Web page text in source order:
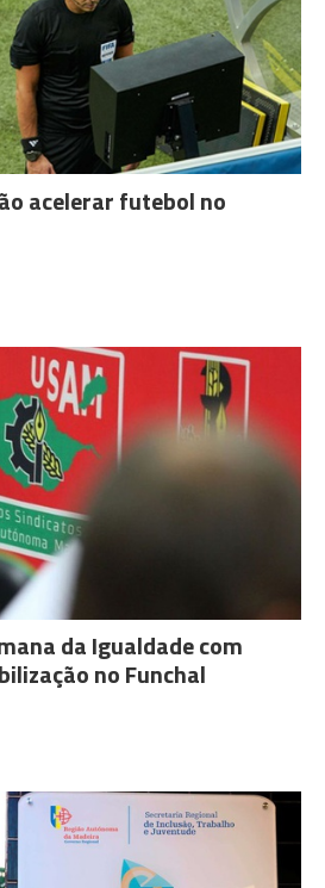
acelerar futebol no
da Igualdade com
no Funchal